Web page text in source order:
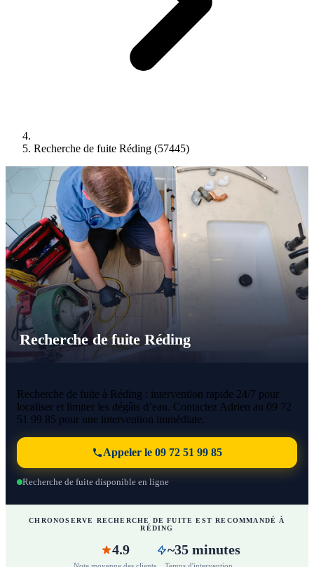
Recherche de fuite Réding (57445)
Recherche de fuite Réding
Recherche de fuite à Réding : intervention rapide 24/7 pour
localiser et limiter les dégâts d’eau. Contactez Adrien au 09 72
51 99 85 pour une intervention immédiate.
Appeler le 09 72 51 99 85
Recherche de fuite disponible en ligne
CHRONOSERVE RECHERCHE DE FUITE EST RECOMMANDÉ À
RÉDING
4.9 ~35 minutes